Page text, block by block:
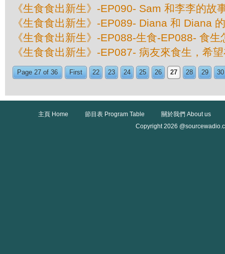
《生食食出新生》-EP090- Sam 和李李的故
《生食食出新生》-EP089- Diana 和 Diana
《生食食出新生》-EP088-生食-EP088- 食
《生食食出新生》-EP087- 病友來食生，希
Page 27 of 36 First 22 23 24 25 26 27 28 29 30
主頁 Home 節目表 Program Table
關於我們 About us
Copyright 2026